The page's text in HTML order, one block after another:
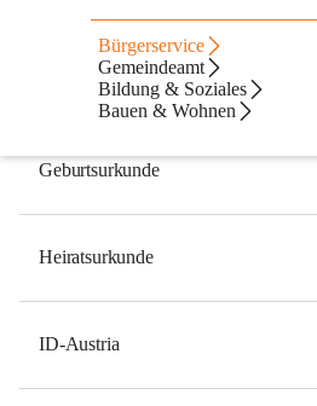
Bürgerservice
Gemeindeamt
Bildung & Soziales
Bauen & Wohnen
Meldewesen &
Dokumente
Geburtsurkunde
Heiratsurkunde
ID-Austria